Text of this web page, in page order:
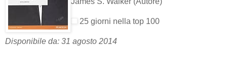
25 giorni nella top 100
Disponibile da: 31 agosto 2014